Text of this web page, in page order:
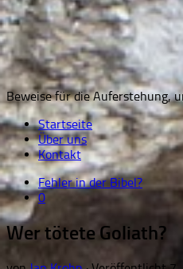
Beweise für die Auferstehung,
Startseite
Über uns
Kontakt
Fehler in der Bibel?
0
Wer tötete Goliath?